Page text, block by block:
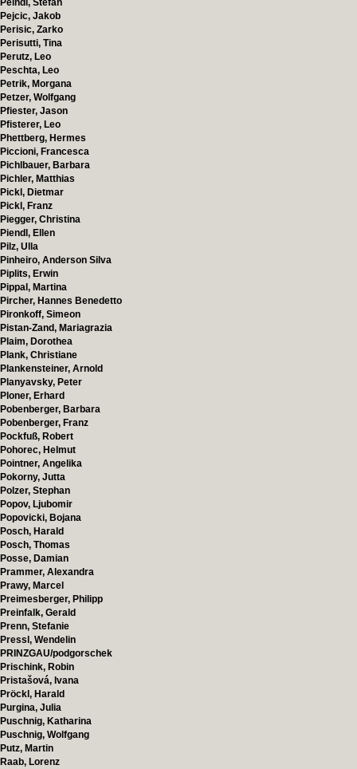
Peindl, Stefan
Pejcic, Jakob
Perisic, Zarko
Perisutti, Tina
Perutz, Leo
Peschta, Leo
Petrik, Morgana
Petzer, Wolfgang
Pfiester, Jason
Pfisterer, Leo
Phettberg, Hermes
Piccioni, Francesca
Pichlbauer, Barbara
Pichler, Matthias
Pickl, Dietmar
Pickl, Franz
Piegger, Christina
Piendl, Ellen
Pilz, Ulla
Pinheiro, Anderson Silva
Piplits, Erwin
Pippal, Martina
Pircher, Hannes Benedetto
Pironkoff, Simeon
Pistan-Zand, Mariagrazia
Plaim, Dorothea
Plank, Christiane
Plankensteiner, Arnold
Planyavsky, Peter
Ploner, Erhard
Pobenberger, Barbara
Pobenberger, Franz
Pockfuß, Robert
Pohorec, Helmut
Pointner, Angelika
Pokorny, Jutta
Polzer, Stephan
Popov, Ljubomir
Popovicki, Bojana
Posch, Harald
Posch, Thomas
Posse, Damian
Prammer, Alexandra
Prawy, Marcel
Preimesberger, Philipp
Preinfalk, Gerald
Prenn, Stefanie
Pressl, Wendelin
PRINZGAU/podgorschek
Prischink, Robin
Pristašová, Ivana
Pröckl, Harald
Purgina, Julia
Puschnig, Katharina
Puschnig, Wolfgang
Putz, Martin
Raab, Lorenz